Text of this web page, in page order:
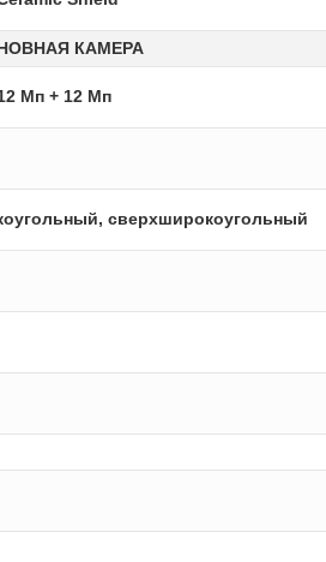
КАМЕРА
Мп + 12 Мп
сверхширокоугольный